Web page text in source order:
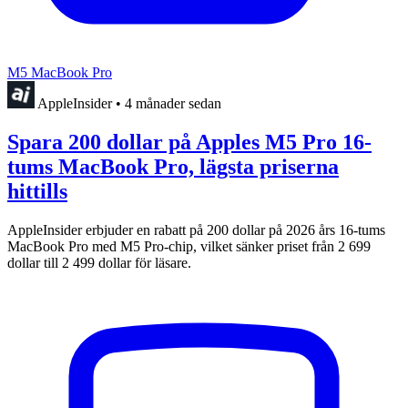
M5 MacBook Pro
AppleInsider • 4 månader sedan
Spara 200 dollar på Apples M5 Pro 16-
tums MacBook Pro, lägsta priserna
hittills
AppleInsider erbjuder en rabatt på 200 dollar på 2026 års 16-tums
MacBook Pro med M5 Pro-chip, vilket sänker priset från 2 699
dollar till 2 499 dollar för läsare.